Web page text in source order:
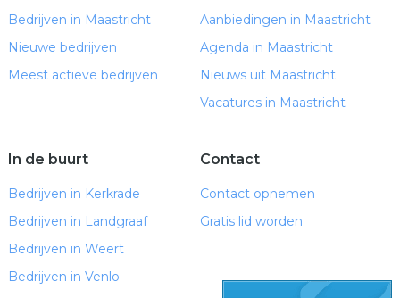
Bedrijven in Maastricht
Nieuwe bedrijven
Meest actieve bedrijven
Aanbiedingen in Maastricht
Agenda in Maastricht
Nieuws uit Maastricht
Vacatures in Maastricht
In de buurt
Bedrijven in Kerkrade
Bedrijven in Landgraaf
Bedrijven in Weert
Bedrijven in Venlo
Contact
Contact opnemen
Gratis lid worden